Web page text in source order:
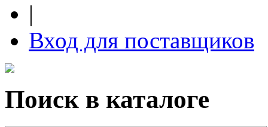
|
Вход для поставщиков
Поиск в каталоге